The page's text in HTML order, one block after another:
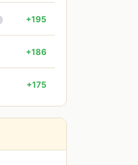
+195
+186
+175